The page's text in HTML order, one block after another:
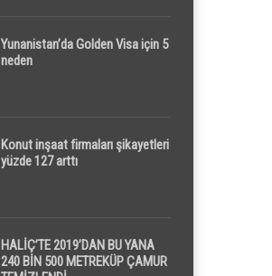
Yunanistan’da Golden Visa için 5
neden
Konut inşaat firmaları şikayetleri
yüzde 127 arttı
HALİÇ’TE 2019’DAN BU YANA
240 BİN 500 METREKÜP ÇAMUR